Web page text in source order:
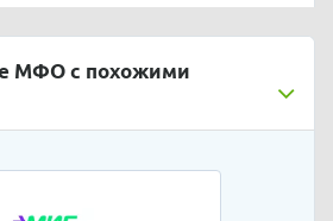
МФО с похожими